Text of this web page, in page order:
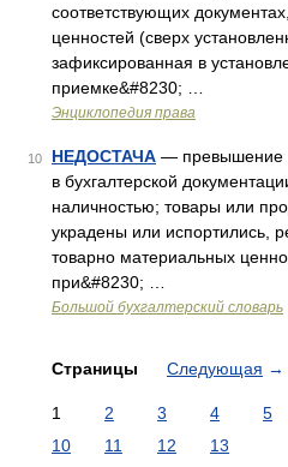
соответствующих
ценностей (сверх
зафиксированная в
приемке&#8230; …
Энциклопедия права
10 НЕДОСТАЧА — превышение
в бухгалтерской
наличностью; товары или
украдены или испортились,
товарно материальных
при&#8230; …
Большой бухгалтерский словарь
Страницы Следующая →
1 2 3 4 5
10
11 12 13